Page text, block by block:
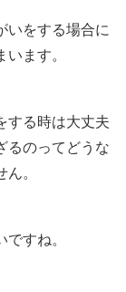
いをする場合に
ます。
する時は大丈夫
るのってどうな
。
すね。